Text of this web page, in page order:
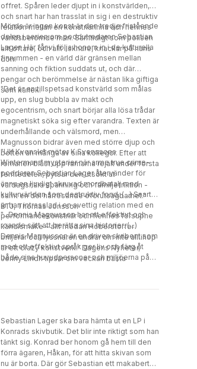
offret. Spåren leder djupt in i konstvärlden,
och snart har han trasslat in sig i en destruktiv
relation mellan en konstnärinna och hennes
världsberömde man. Samtidigt som polisen
allt oftare, och allt ilsknare, knackar på hans
dörr.
Mörda är ingen konst är den tredje fristående
delen i serien om poddutredaren Sebastian
Lager. Här får vi följa honom in i de kulturella
finrummen - en värld där gränsen mellan
sanning och fiktion suddats ut, och där
pengar och berömmelse är nästan lika giftiga
som kärlek.
"Det är en tillspetsad konstvärld som målas
upp, en slug bubbla av makt och
egocentrism, och snart börjar alla lösa trådar
magnetiskt söka sig efter varandra. Texten är
underhållande och välsmord, men
Magnusson bidrar även med större djup och
botten än många av sina kollegor. Efter att
romanen blåst upp ramarna rejält under första
femtedelen, pytsar den utsökt ut
vardagsnära spänning och familjefriktion -
samt en del hårresande oförutsägbarhet."
BTJ, Thomas Jonsson
"Ulf Kvensler möter K Svenssons
Wintermans mysterier när arme true crime-
poddaren Sebastian Lager återvänder för
ännu en ljuvligt skruvad mordbatalj med
kulturvärlden som destruktiv fond. (...) Snart
är han intrasslad i en svettig relation med en
performancekonstnär och hennes försupne
kändismake – allt medan Hoberstorfer
briljerar och lyssnaren undrar om inte alltihop
är ett crazy konstverk." Dagens Nyheter,
Jenny Lindh tipsar om veckan bästa
"...Dennis Magnusson har ett effektivt och
roande sätt att berätta sina historier. (...)
Dennis Magnusson är en driven skribent som
med ett effektivt språk ger liv och färg åt
både sina huvudpersoner och miljöerna på
Sebastian Lager ska bara hämta ut en LP i
Konrads skivbutik. Det blir inte riktigt som han
tänkt sig. Konrad ber honom gå hem till den
förra ägaren, Håkan, för att hitta skivan som
nu är borta. Där gör Sebastian ett makabert